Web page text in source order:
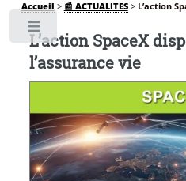
Accueil > 📰 ACTUALITES> L’action
L’action SpaceX
l’assurance vie